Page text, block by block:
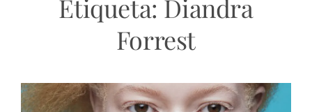
Etiqueta: Diandra
Forrest